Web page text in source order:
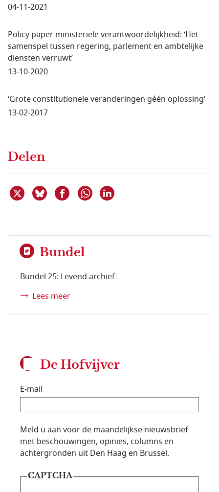
04-11-2021
Policy paper ministeriële verantwoordelijkheid: ‘Het
samenspel tussen regering, parlement en ambtelijke
diensten verruwt’
13-10-2020
‘Grote constitutionele veranderingen géén oplossing’
13-02-2017
Delen
Deel dit item op X
Deel dit item op Bluesky
Deel dit item op Facebook
Delen via WhatsApp
Bundel
Bundel 25: Levend archief
Lees meer
De Hofvijver
E-mail
E-mailadres van de abonnee.
Meld u aan voor de maandelijkse nieuwsbrief
met beschouwingen, opinies, columns en
achtergronden uit Den Haag en Brussel.
CAPTCHA